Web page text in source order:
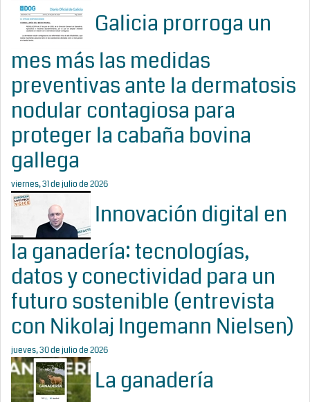
Galicia prorroga un
mes más las medidas
preventivas ante la dermatosis
nodular contagiosa para
proteger la cabaña bovina
gallega
viernes, 31 de julio de 2026
Innovación digital en
la ganadería: tecnologías,
datos y conectividad para un
futuro sostenible (entrevista
con Nikolaj Ingemann Nielsen)
jueves, 30 de julio de 2026
La ganadería